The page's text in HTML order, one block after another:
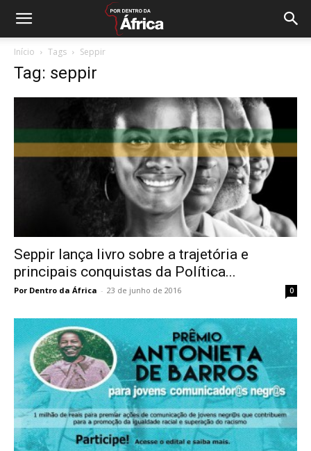
Início Tags Seppir
Tag: seppir
Seppir lança livro sobre a trajetória e
principais conquistas da Política...
Por Dentro da África - 23 de junho de 2016 0